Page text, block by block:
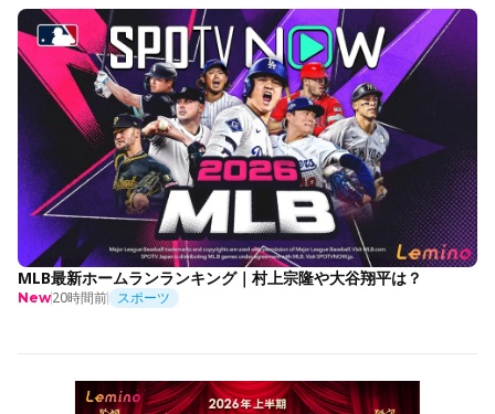
MLB最新ホームランランキング｜村上宗隆や大谷翔平は？
New20時間前 スポーツ